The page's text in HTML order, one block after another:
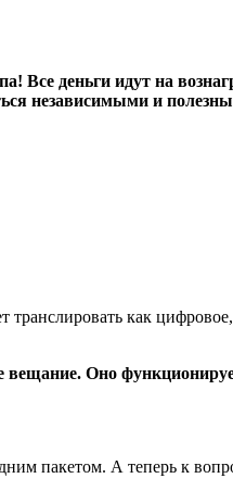
деньги идут на
независимыми и
как
вещание. Оно
пакетом. А теперь к